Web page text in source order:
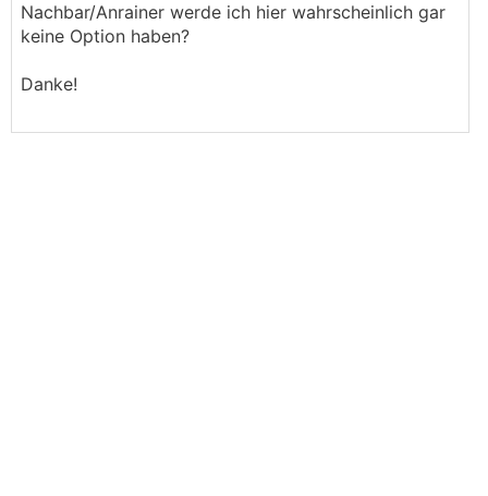
Nachbar/Anrainer werde ich hier wahrscheinlich gar
keine Option haben?
Danke!